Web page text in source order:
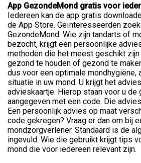
App GezondeMond gratis voor
Iedereen kan de app gratis
de App Store. Geïnteresseerden
GezondeMond. Wie zijn tandarts of
bezocht, krijgt een persoonlijke
methoden die het meest geschikt
gezond te houden of gezond te
dus voor een optimale mondhygiëne,
situatie in uw mond. U krijgt het
advieskaartje. Hierop staan voor u
aangegeven met een code. Die
Een persoonlijk advies op maat
code gekregen? Vraag er dan om bij
mondzorgverlener. Standaard is de
ingevuld. Wie die gebruikt krijgt tips
mond die voor iedereen relevant zijn.